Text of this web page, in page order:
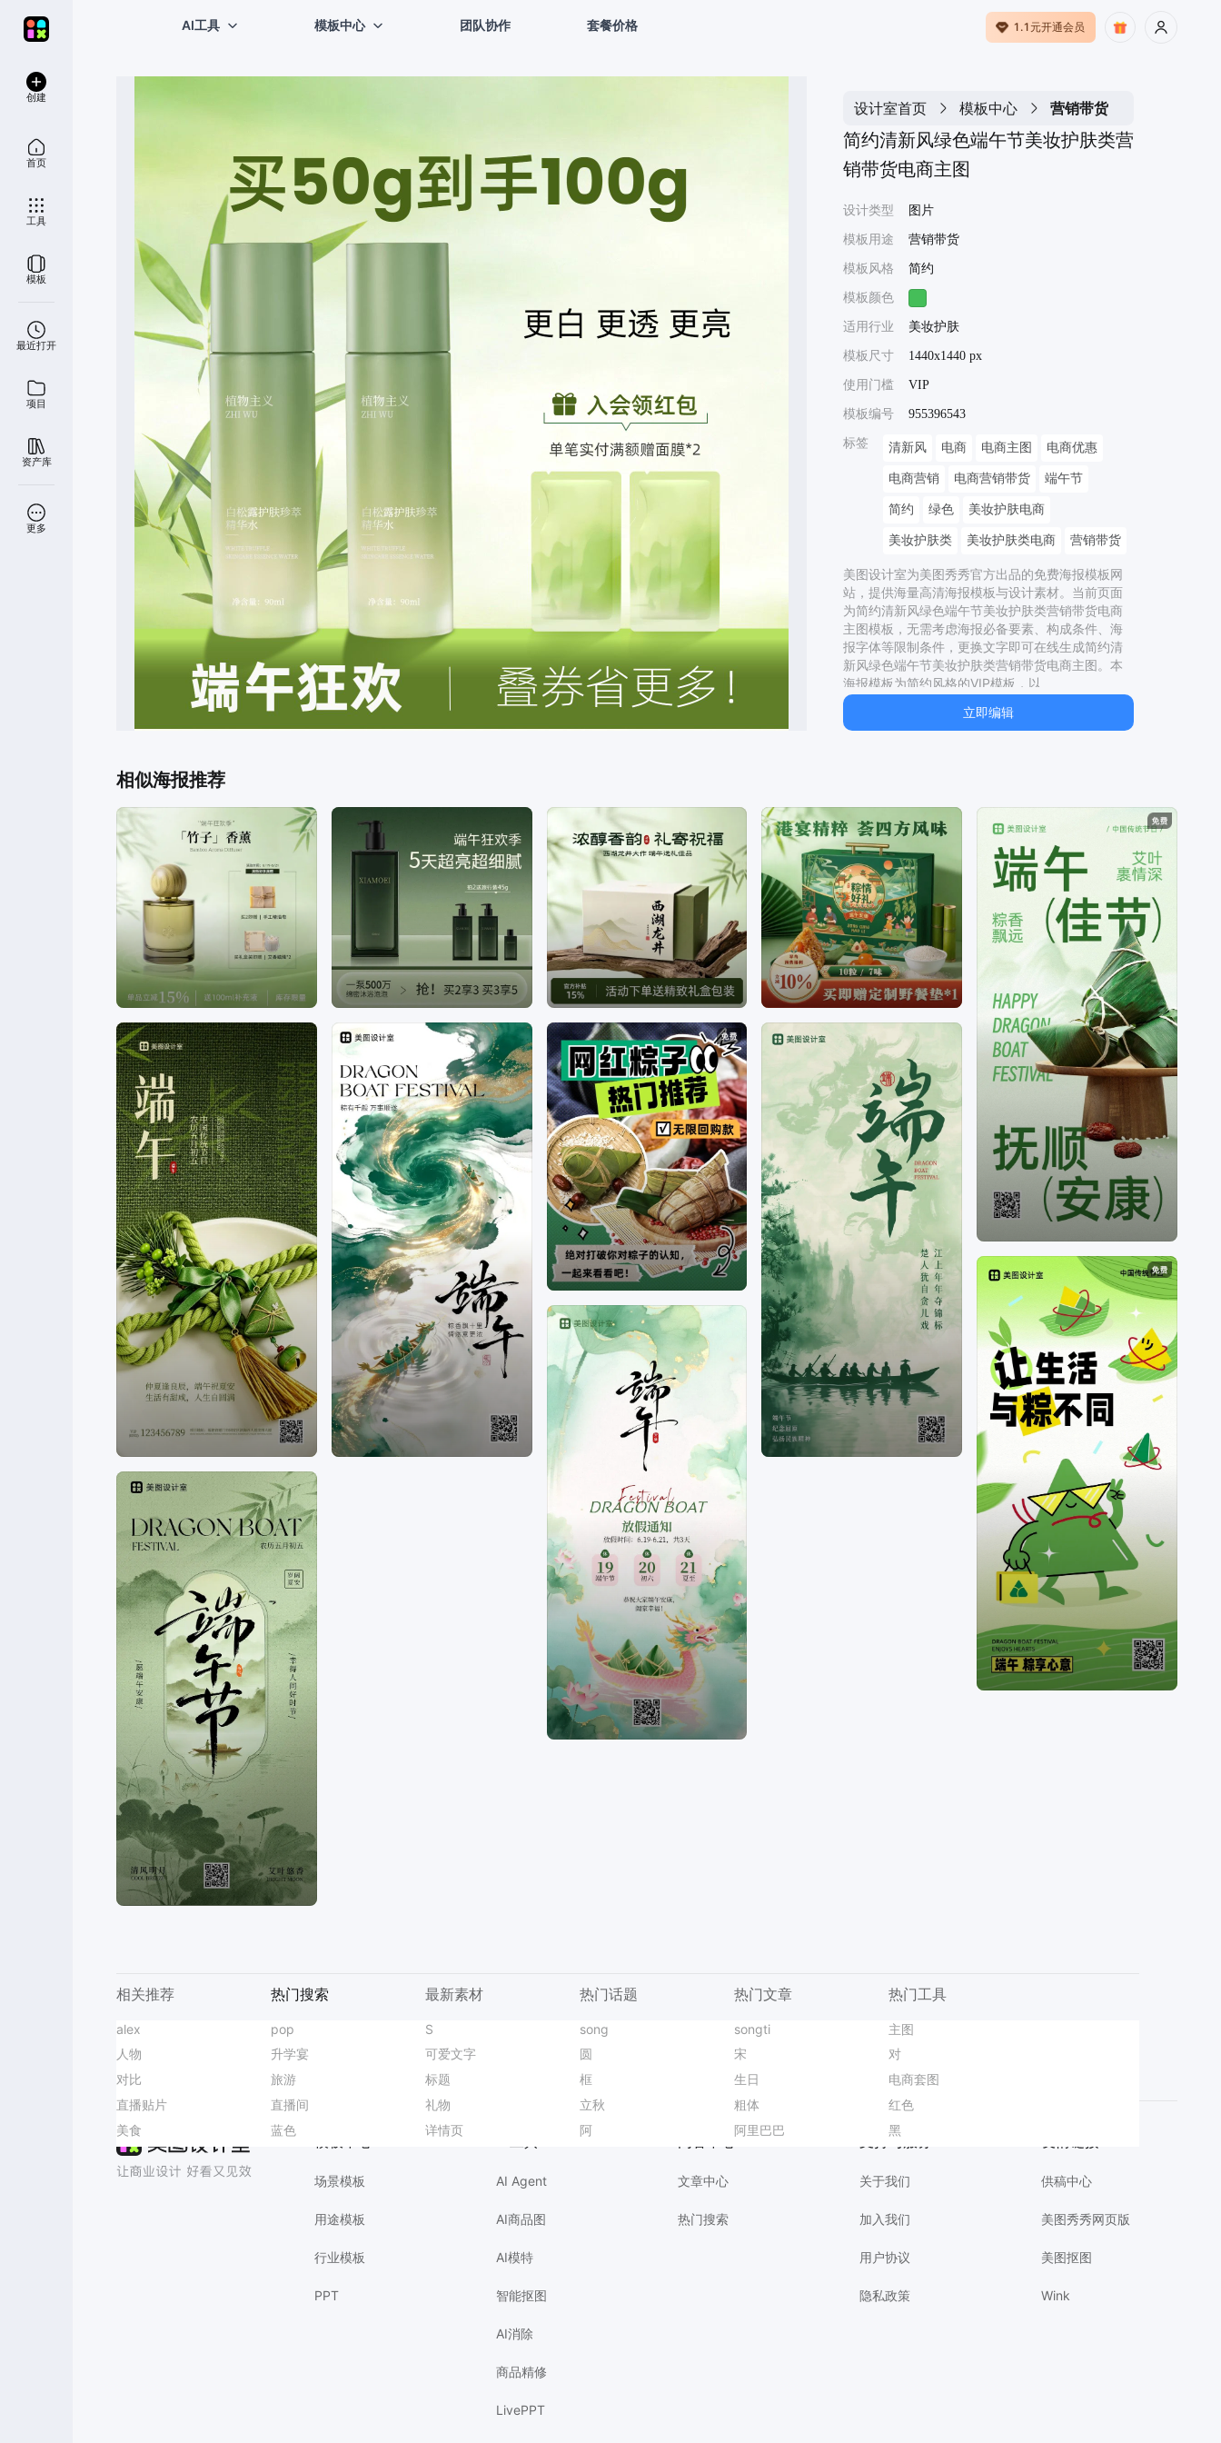
创建
首页
工具
模板
最近打开
项目
资产库
更多
AI工具 模板中心 团队协作 套餐价格 1.1元开通会员
设计室首页 模板中心 营销带货
简约清新风绿色端午节美妆护肤类营
销带货电商主图
设计类型 图片
模板用途 营销带货
模板风格 简约
模板颜色
适用行业 美妆护肤
模板尺寸 1440x1440 px
使用门槛 VIP
模板编号 955396543
标签 清新风 电商 电商主图 电商优惠
电商营销 电商营销带货 端午节
简约 绿色 美妆护肤电商
美妆护肤类 美妆护肤类电商 营销带货
美图设计室为美图秀秀官方出品的免费海报模板网
站，提供海量高清海报模板与设计素材。当前页面
为简约清新风绿色端午节美妆护肤类营销带货电商
主图模板，无需考虑海报必备要素、构成条件、海
报字体等限制条件，更换文字即可在线生成简约清
新风绿色端午节美妆护肤类营销带货电商主图。本
海报模板为简约风格的VIP模板，以
1440
作。同时网站还提供了二十四节气海报、节日海
呦呵测评推荐、美妆护肤产品、美妆护肤图片、美
妆护肤顺序、美妆护肤好物推荐、美妆护肤品正
品、美妆护肤营销策略、 美妆护肤营销方案、
护肤营销策划方案、
美妆 营销、美妆护肤行业有哪
些销售渠道、
美妆营销案例、美妆行业营销、
美妆
营销方案案例范文、
美妆营销策划方案、电商营销
的策略与方法、
电商营销是什么意思、电商营销策
略、电商营销中心项目电商客户揽投部、电商营销
日历、电商营销工具、 电商营销是干嘛的、
电商营
销中、电商营销模式、
电商营销带货
怎么做、电商营销带货案例分析、电商带货营销策
略、电商 带货、电商带货策划方案、电商带货百度
百科、电商带货挣钱吗、 电商带货好处、电商带货
是什么意思、
电商带货的套路 等问题。
海报设计是一个聚焦商用设计的多场景自助服务设
计器，打破了传统设计软件的技术限制，将内容创
意与设计工具完美的融合一体，为不同场景下的设
计需求提供优质的内容+、工具+、设计+的视觉营
销方案。根据不同场景不同尺寸需求，让用户利用
简单易懂的使用方式，通过修改文字、添加图片等
操作，快捷方便地生成行政办公海报、营销海报、
广告图片、晒单图片等设计物料，拥有商用无忧的
版权字体&素材，让修图设计变得简单。美图秀秀是
一款聚集多种产品为一身的网站；图片编辑，可通
过调整预设尺寸、滤镜光效、文字贴纸等素材，轻
松打造质感图片；工具百宝箱，内含抠图、拼图、
证件照，超多工具想你所想。
立即编辑
相似海报推荐
相关推荐
主图海报 主题教育 分类 台风 吹风机
商品图
图书馆
图标 垃圾分类 头图 宝贝主图
宽带
带货
思维导图 扩图 抠图 招聘主播
拼多多主图
文生图
朋友圈背景图 电商 白底图 百货
直播背景图
科技风
端午节放假通知 简约风 风扇 食品主图 首图
热门搜索
alex pop S song songti
主图
人物
升学宴 可爱文字 圆 宋
对
对比
旅游 标题 框 生日
电商套图
直播贴片
直播间 礼物 立秋 粗体
红色
美食
蓝色 详情页 阿 阿里巴巴 黑
最新素材
立秋上传版
热门话题
潮玩海报爆款设计 下午茶海报爆款设计 台历 酒店宣传 直播间物料贴片
公寓酒店海报爆款设计
晚安海报
电商详情页设计 高考倒计时 足疗海报爆款设计 职场领航培训
春节放假通知
饭店海报爆款设计
处暑主题海报 新品预售海报 过年放假通知 彩妆测评小红书
电商
生鲜价格
产品优势 台风预警 健身会所海报爆款设计 抖音直播背景
巡演战报
小红书首页
业绩PK榜 岗前培训海报 KTV活动海报 春季穿搭海报爆款设计 小雪促销图
热门文章
国庆节商家宣传 618拼图 小红书博主背景 家电活动海报 一键搞定电商项
校园演讲比赛海报
世界湿地日
冬至问候 剧本杀活动海报 教育培训试课 新手爸妈小红书
唯美文案小红书
古典舞培训海报
台球活动海报 志愿者招募 枫叶素材 优秀员工海报
情绪管理小红书
社团竞选
Agent衣服礼盒 幼小衔接营销 父亲节感人语录 转正通知模板
中元节配图
述职通知设计
托管班招生 父亲节朋友圈配图 劳动节营销 主视觉banner 高考聊天背景
热门工具
AI商品图 智能抠图 AI消除 无损改尺寸 图片翻译 LivePPT
场景模板
用途模板
行业模板
PPT
AI Agent
AI商品图
AI模特
智能抠图
AI消除
商品精修
LivePPT
内容中心
文章中心
热门搜索
支持与服务
关于我们
加入我们
用户协议
隐私政策
供稿中心
美图秀秀网页版
美图抠图
Wink